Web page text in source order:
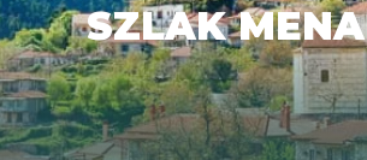
SZLAK